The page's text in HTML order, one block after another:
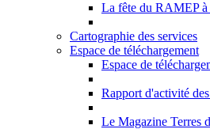
La fête du RAMEP
Cartographie des services
Espace de téléchargement
Espace de
Rapport d'activité
Le Magazine Terres